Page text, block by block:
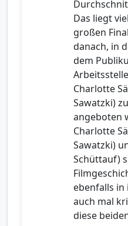
Das liegt
großen
danach, in
dem
Charlotte
Sawatzki)
angeboten
Charlotte
Sawatzki)
Schüttauf)
ebenfalls
auch mal
diese